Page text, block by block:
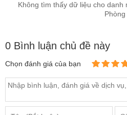
Không tìm thấy dữ liệu cho danh
Phòng
0 Bình luận chủ đề này
Chọn đánh giá của bạn